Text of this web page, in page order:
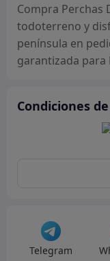
Compra Perchas
todoterreno y
península en
garantizada para
Condiciones
Telegram